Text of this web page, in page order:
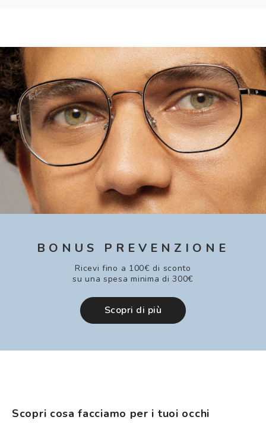
BONUS PREVENZIONE
Ricevi fino a 100€ di sconto
su una spesa minima di 300€
Scopri di più
Scopri cosa facciamo per i tuoi occhi